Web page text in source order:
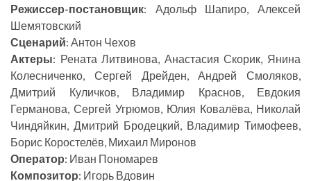
Режиссер-постановщик: Адольф Шапиро, Алексей
Шемятовский
Сценарий: Антон Чехов
Актеры: Рената Литвинова, Анастасия Скорик, Янина
Колесниченко, Сергей Дрейден, Андрей Смоляков,
Дмитрий Куличков, Владимир Краснов, Евдокия
Германова, Сергей Угрюмов, Юлия Ковалёва, Николай
Чиндяйкин, Дмитрий Бродецкий, Владимир Тимофеев,
Борис Коростелёв, Михаил Миронов
Оператор: Иван Пономарев
Композитор: Игорь Вдовин